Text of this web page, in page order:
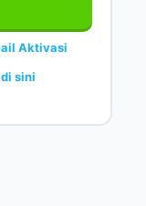
Aktivasi
sini